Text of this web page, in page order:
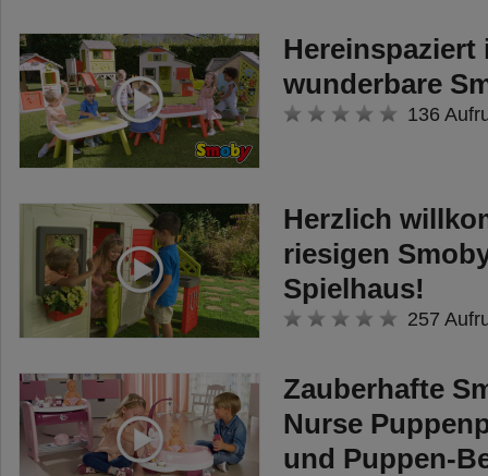
Hereinspaziert
wunderbare
136
Herzlich
riesigen
Spielhaus!
257
Zauberhafte
Nurse
und Puppen-